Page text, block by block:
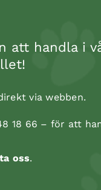
Vi är
rabatt kommer att
att handla i
via webben.
18 66 – för att
oss.